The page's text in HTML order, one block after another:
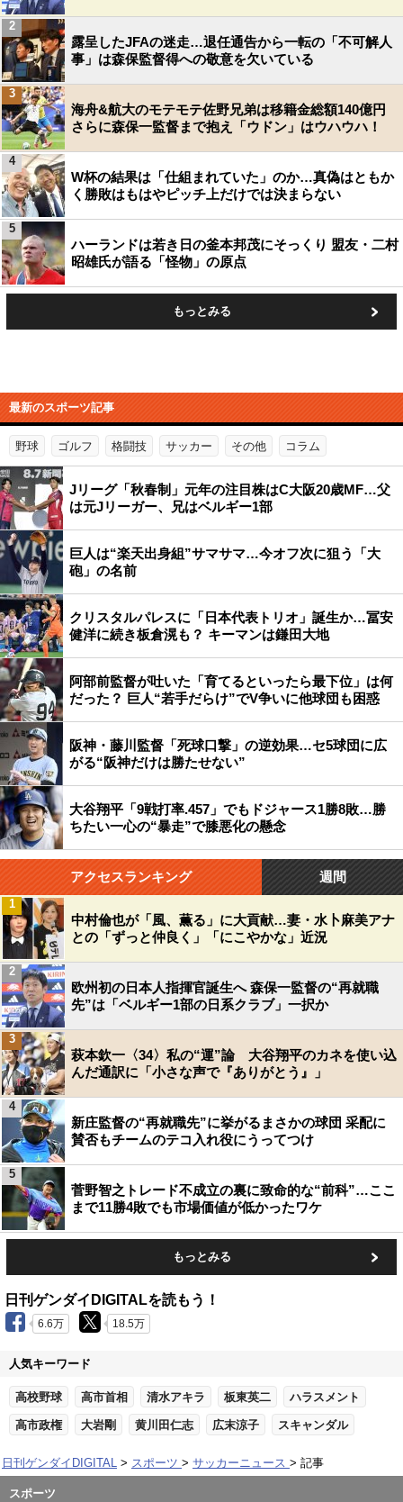
露呈したJFAの迷走…退任通告から一転の「不可解人
事」は森保監督得への敬意を欠いている
2
海舟&航大のモテモテ佐野兄弟は移籍金総額140億円
さらに森保一監督まで抱え「ウドン」はウハウハ！
3
W杯の結果は「仕組まれていた」のか…真偽はともか
く勝敗はもはやピッチ上だけでは決まらない
4
ハーランドは若き日の釜本邦茂にそっくり 盟友・二村
昭雄氏が語る「怪物」の原点
5
もっとみる
最新のスポーツ記事
野球 ゴルフ 格闘技 サッカー その他 コラム
Jリーグ「秋春制」元年の注目株はC大阪20歳MF…父
は元Jリーガー、兄はベルギー1部
巨人は“楽天出身組”サマサマ…今オフ次に狙う「大
砲」の名前
クリスタルパレスに「日本代表トリオ」誕生か…冨安
健洋に続き板倉滉も？ キーマンは鎌田大地
阿部前監督が吐いた「育てるといったら最下位」は何
だった？ 巨人“若手だらけ”でV争いに他球団も困惑
阪神・藤川監督「死球口撃」の逆効果…セ5球団に広
がる“阪神だけは勝たせない”
大谷翔平「9戦打率.457」でもドジャース1勝8敗…勝
ちたい一心の“暴走”で膝悪化の懸念
アクセスランキング 週間
中村倫也が「風、薫る」に大貢献…妻・水卜麻美アナ
との「ずっと仲良く」「にこやかな」近況
1
欧州初の日本人指揮官誕生へ 森保一監督の“再就職
先”は「ベルギー1部の日系クラブ」一択か
2
萩本欽一〈34〉私の“運”論 大谷翔平のカネを使い込
んだ通訳に「小さな声で『ありがとう』」
3
新庄監督の“再就職先”に挙がるまさかの球団 采配に
賛否もチームのテコ入れ役にうってつけ
4
菅野智之トレード不成立の裏に致命的な“前科”…ここ
まで11勝4敗でも市場価値が低かったワケ
5
もっとみる
日刊ゲンダイDIGITALを読もう！
6.6万 18.5万
人気キーワード
高校野球 高市首相 清水アキラ 板東英二 ハラスメント
高市政権 大岩剛 黄川田仁志 広末涼子 スキャンダル
日刊ゲンダイDIGITAL スポーツ サッカーニュース 記事
スポーツ